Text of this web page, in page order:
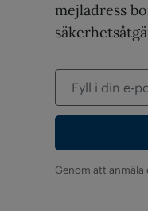
mejladress
Genom att anmäla